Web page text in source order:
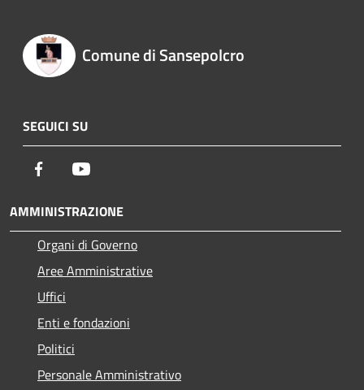
Comune di Sansepolcro
SEGUICI SU
Facebook
AMMINISTRAZIONE
Organi di Governo
Aree Amministrative
Uffici
Enti e fondazioni
Politici
Personale Amministrativo